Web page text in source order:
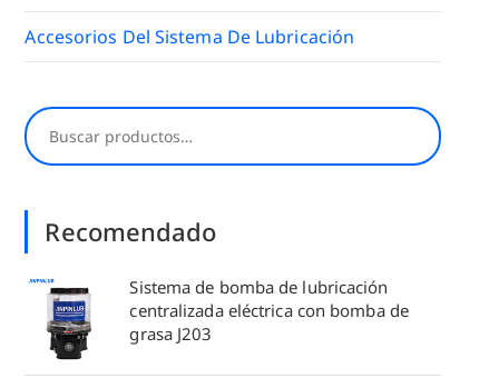
Accesorios Del Sistema De Lubricación
Buscar
Recomendado
Sistema de bomba de lubricación
centralizada eléctrica con bomba de
grasa J203